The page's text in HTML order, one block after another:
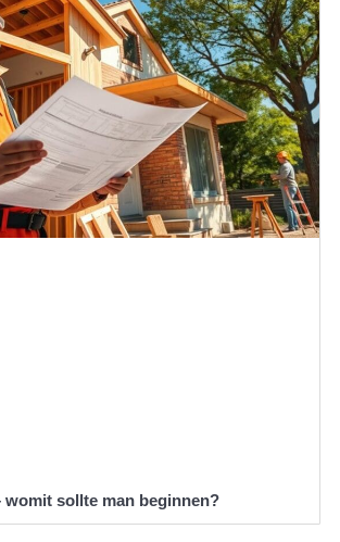
womit sollte man beginnen?